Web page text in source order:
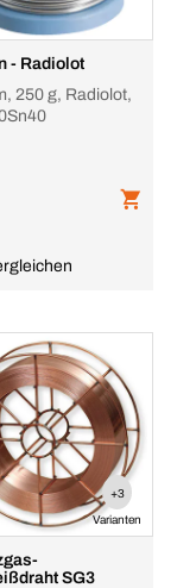
- Radiolot
250 g, Radiolot,
+3
Varianten
SG3